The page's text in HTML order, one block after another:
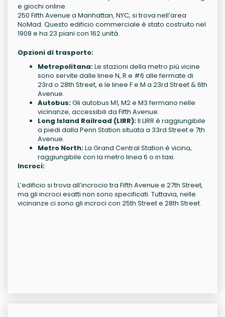
e giochi online.
250 Fifth Avenue a Manhattan, NYC, si trova nell’area
NoMad. Questo edificio commerciale è stato costruito nel
1908 e ha 23 piani con 162 unità.
Opzioni di trasporto:
Metropolitana:Le stazioni della metro più vicine
sono servite dalle linee N, R e #6 alle fermate di
23rd o 28th Street, e le linee F e M a 23rd Street & 6th
Avenue.
Autobus:Gli autobus M1, M2 e M3 fermano nelle
vicinanze, accessibili da Fifth Avenue.
Long Island Railroad (LIRR):Il LIRR è raggiungibile
a piedi dalla Penn Station situata a 33rd Street e 7th
Avenue.
Metro North:La Grand Central Station è vicina,
raggiungibile con la metro linea 6 o in taxi.
Incroci:
L’edificio si trova all’incrocio tra Fifth Avenue e 27th Street,
ma gli incroci esatti non sono specificati. Tuttavia, nelle
vicinanze ci sono gli incroci con 25th Street e 28th Street.